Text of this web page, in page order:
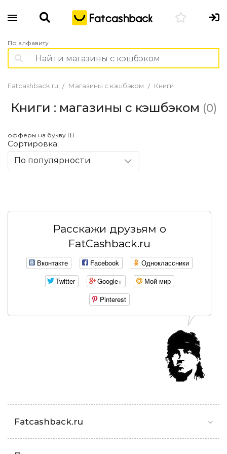
По алфавиту
Fatcashback.ru Магазины с кэшбэком Книги
Книги : магазины с кэшбэком (0)
офферы на букву Ш
Сортировка:
По популярности
Расскажи друзьям о
FatCashback.ru
Вконтакте Facebook
Одноклассники
Twitter
Google+
Мой мир
Pinterest
Fatcashback.ru